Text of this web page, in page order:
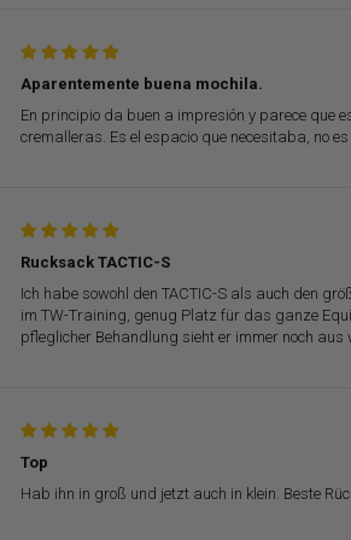
Aparentemente buena mochila.
En principio da buen a impresión y parece que
cremalleras. Es el espacio que necesitaba, no
Rucksack TACTIC-S
Ich habe sowohl den TACTIC-S als auch den
im TW-Training, genug Platz für das ganze
pfleglicher Behandlung sieht er immer noch aus
Top
Hab ihn in groß und jetzt auch in klein. Beste